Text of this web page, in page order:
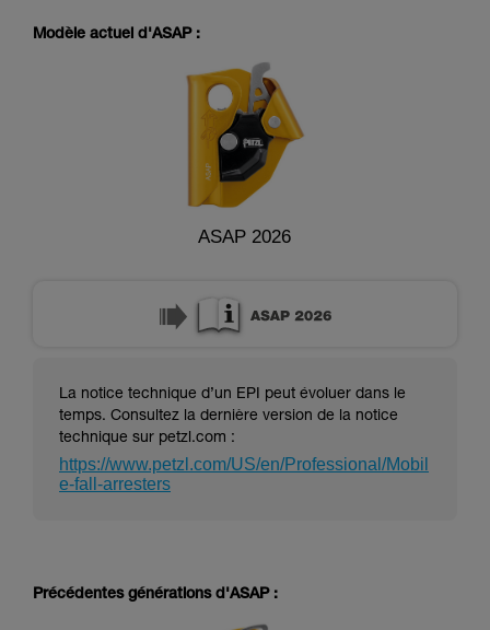
d’informations.
formation et un entraînement spécifique. Validez
avec un professionnel votre capacité à refaire
la manipulation, seul, en toute sécurité, avant
de la reproduire en autonomie.
Nous donnons des exemples de techniques
liées à votre activité. Il peut en exister d’autres
que nous ne décrivons pas ici.
Modèle actuel d'ASAP :
ASAP 2026
La notice technique d’un EPI peut évoluer dans le
temps. Consultez la dernière version de la notice
technique sur petzl.com :
https://www.petzl.com/US/en/Professional/Mobil
e-fall-arresters
Précédentes générations d'ASAP :